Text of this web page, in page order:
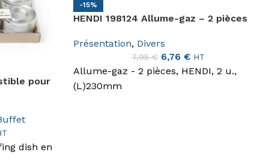
pour
dish en
-15%
HENDI 198124 Allume-gaz – 2 pièces
Présentation, Divers
7,95€ 6,76 € HT
Allume-gaz - 2 pièces, HENDI, 2 u.,
(L)230mm